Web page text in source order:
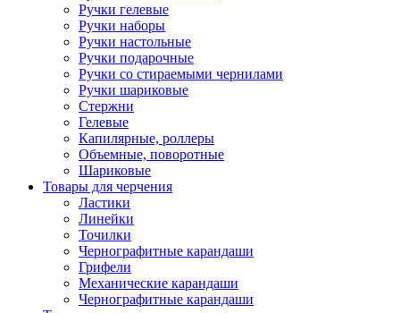
Ручки гелевые
Ручки наборы
Ручки настольные
Ручки подарочные
Ручки со стираемыми чернилами
Ручки шариковые
Стержни
Гелевые
Капилярные, роллеры
Объемные, поворотные
Шариковые
Товары для черчения
Ластики
Линейки
Точилки
Чернографитные карандаши
Грифели
Механические карандаши
Чернографитные карандаши